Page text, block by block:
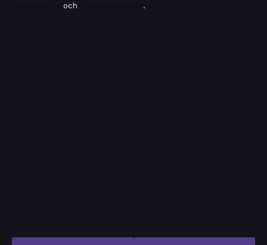
och .